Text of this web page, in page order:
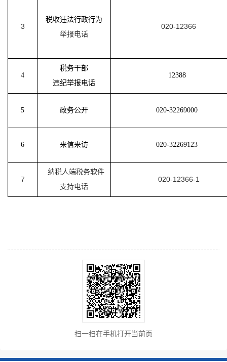
3
税收违法行政行为
举报电话
020-12366
4
税务干部
违纪举报电话
12388
5 政务公开 020-32269000
6 来信来访 020-32269123
7
纳税人端税务软件
支持电话
020-12366-1
扫一扫在手机打开当前页